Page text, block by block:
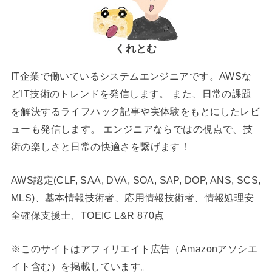
くれとむ
IT企業で働いているシステムエンジニアです。AWSな
どIT技術のトレンドを発信します。 また、日常の課題
を解決するライフハック記事や実体験をもとにしたレビ
ューも発信します。 エンジニアならではの視点で、技
術の楽しさと日常の快適さを繋げます！
AWS認定(CLF, SAA, DVA, SOA, SAP, DOP, ANS, SCS,
MLS)、基本情報技術者、応用情報技術者、情報処理安
全確保支援士、TOEIC L&R 870点
※このサイトはアフィリエイト広告（Amazonアソシエ
イト含む）を掲載しています。